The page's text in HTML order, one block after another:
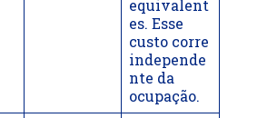
equivalent
es. Esse
custo corre
independe
nte da
ocupação.